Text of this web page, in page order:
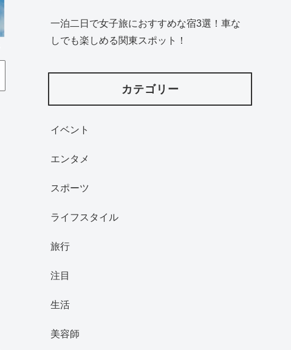
一泊二日で女子旅におすすめな宿3選！車な
しでも楽しめる関東スポット！
カテゴリー
イベント
エンタメ
スポーツ
ライフスタイル
旅行
注目
生活
美容師